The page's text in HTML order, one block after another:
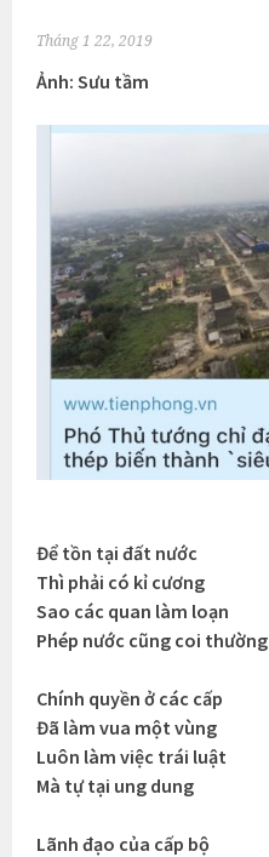
Tháng 1 22, 2019
Ảnh: Sưu tầm
Để tồn tại đất nước
Thì phải có kỉ cương
Sao các quan làm loạn
Phép nước cũng coi thường
Chính quyền ở các cấp
Đã làm vua một vùng
Luôn làm việc trái luật
Mà tự tại ung dung
Lãnh đạo của cấp bộ